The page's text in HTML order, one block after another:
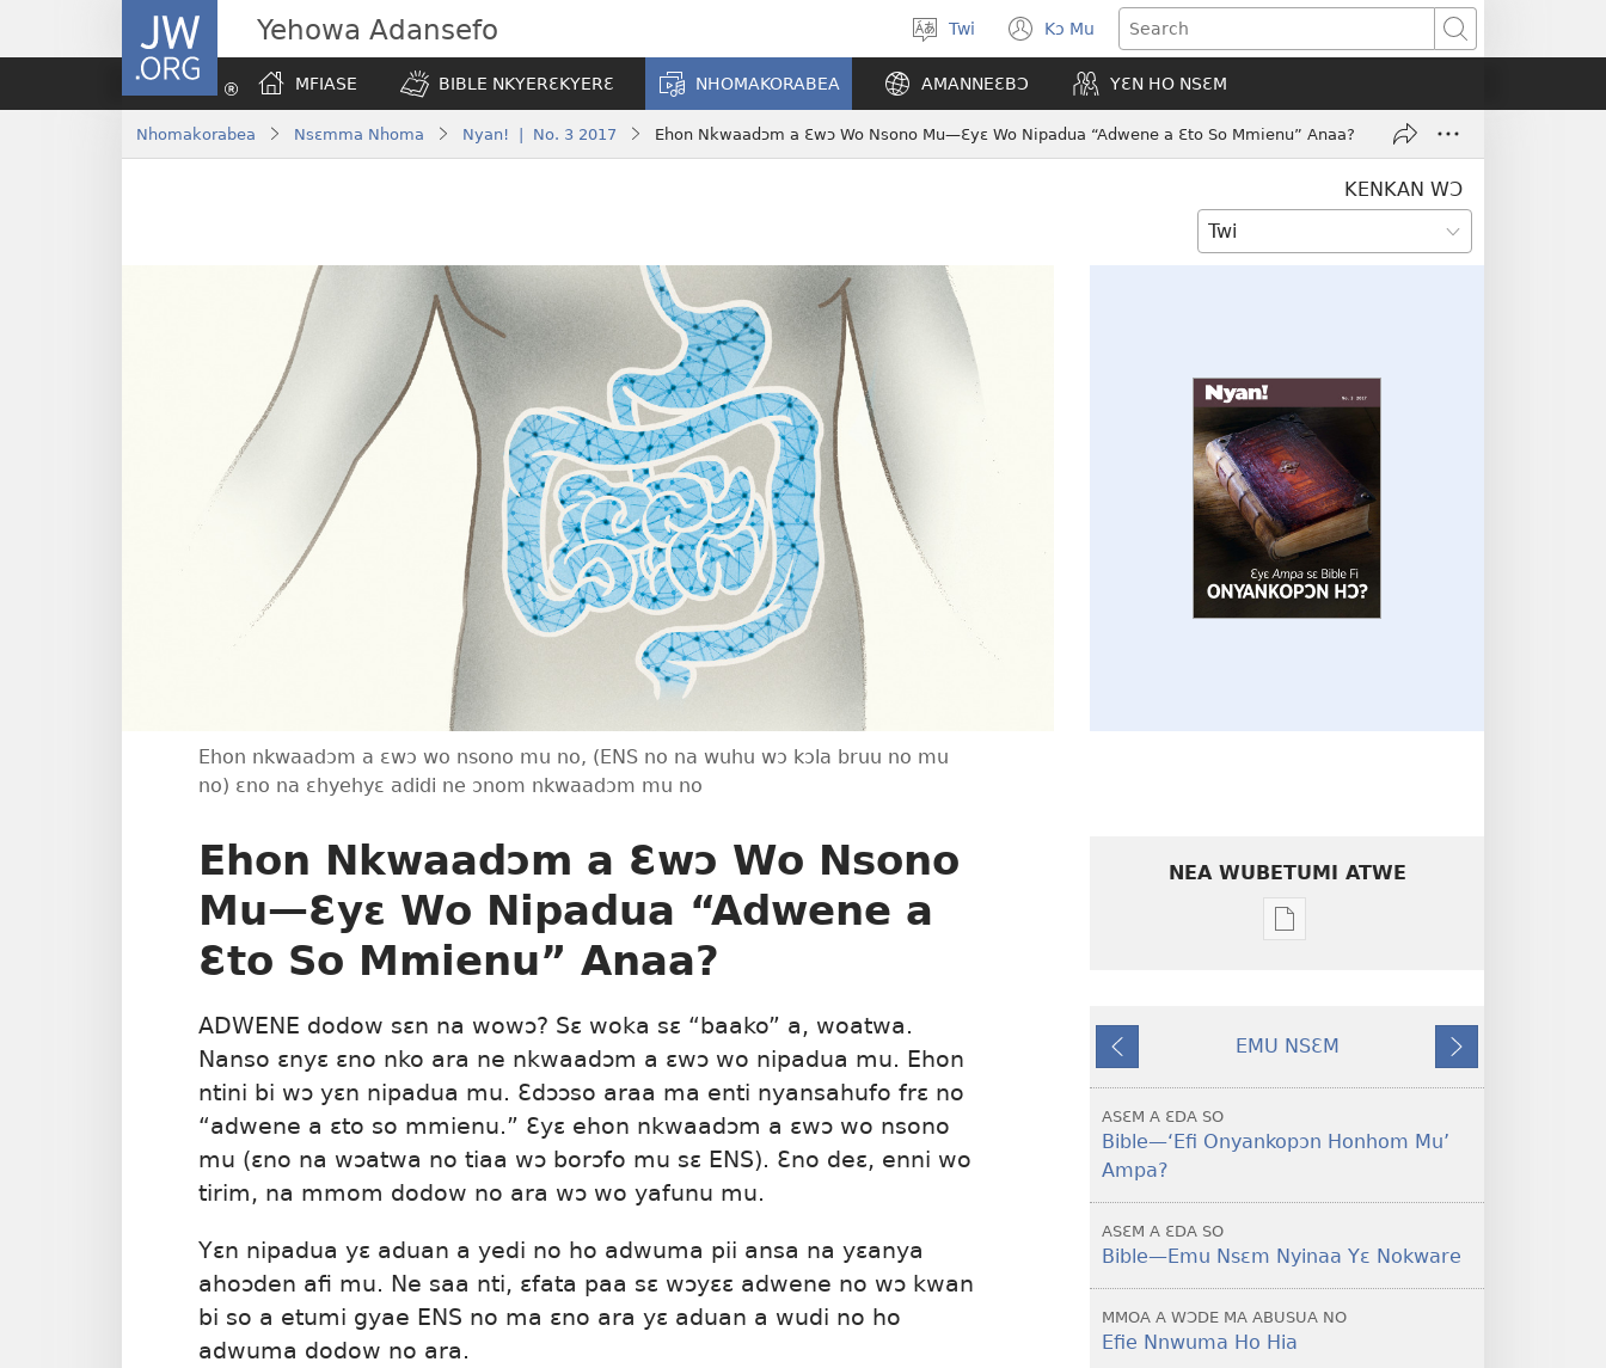
JW.ORG Yehowa Adansefo
Yi
kasa
a
wopɛ
Twi Kɔ Mu
(opens
new
window)
Search
MFIASE BIBLE NKYERƐKYERƐ NHOMAKORABEA AMANNEƐBƆ YƐN HO NSƐM
Nhomakorabea Nsɛmma Nhoma Nyan! | No. 3 2017 Ehon Nkwaadɔm a Ɛwɔ Wo Nsono Mu​—Ɛyɛ Wo Nipadua “Adwene a Ɛto So Mmienu” Anaa?
KENKAN WƆ
Ehon nkwaadɔm a ɛwɔ wo nsono mu no, (ENS no na wuhu wɔ kɔla bruu no mu
no) ɛno na ɛhyehyɛ adidi ne ɔnom nkwaadɔm mu no
Ehon Nkwaadɔm a Ɛwɔ Wo Nsono
Mu​—Ɛyɛ Wo Nipadua “Adwene a
Ɛto So Mmienu” Anaa?
ADWENE dodow sɛn na wowɔ? Sɛ woka sɛ “baako” a, woatwa.
Nanso ɛnyɛ ɛno nko ara ne nkwaadɔm a ɛwɔ wo nipadua mu. Ehon
ntini bi wɔ yɛn nipadua mu. Ɛdɔɔso araa ma enti nyansahufo frɛ no
“adwene a ɛto so mmienu.” Ɛyɛ ehon nkwaadɔm a ɛwɔ wo nsono
mu (ɛno na wɔatwa no tiaa wɔ borɔfo mu sɛ ENS). Ɛno deɛ, enni wo
tirim, na mmom dodow no ara wɔ wo yafunu mu.
Yɛn nipadua yɛ aduan a yedi no ho adwuma pii ansa na yɛanya
ahoɔden afi mu. Ne saa nti, ɛfata paa sɛ wɔyɛɛ adwene no wɔ kwan
bi so a etumi gyae ENS no ma ɛno ara yɛ aduan a wudi no ho
adwuma dodow no ara.
NEA WUBETUMI ATWE
Baabi
nneɛma
No. 3
Kɔ
W'akyi
EMU NSƐM
Nea
Edi
ASƐM A ƐDA SO
Bible​—‘Efi Onyankopɔn Honhom Mu’
Ampa?
ASƐM A ƐDA SO
Bible​—Emu Nsɛm Nyinaa Yɛ Nokware
MMOA A WƆDE MA ABUSUA NO
Efie Nnwuma Ho Hia